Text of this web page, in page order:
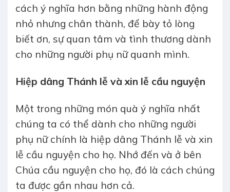
cách ý nghĩa hơn bằng những hành động
nhỏ nhưng chân thành, để bày tỏ lòng
biết ơn, sự quan tâm và tình thương dành
cho những người phụ nữ quanh mình.
Hiệp dâng Thánh lễ và xin lễ cầu nguyện
Một trong những món quà ý nghĩa nhất
chúng ta có thể dành cho những người
phụ nữ chính là hiệp dâng Thánh lễ và xin
lễ cầu nguyện cho họ. Nhớ đến và ở bên
Chúa cầu nguyện cho họ, đó là cách chúng
ta được gần nhau hơn cả.